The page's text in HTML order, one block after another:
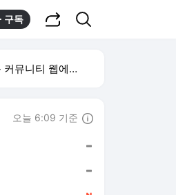
구독
니티 웹에서 보기
오늘 6:09 기준